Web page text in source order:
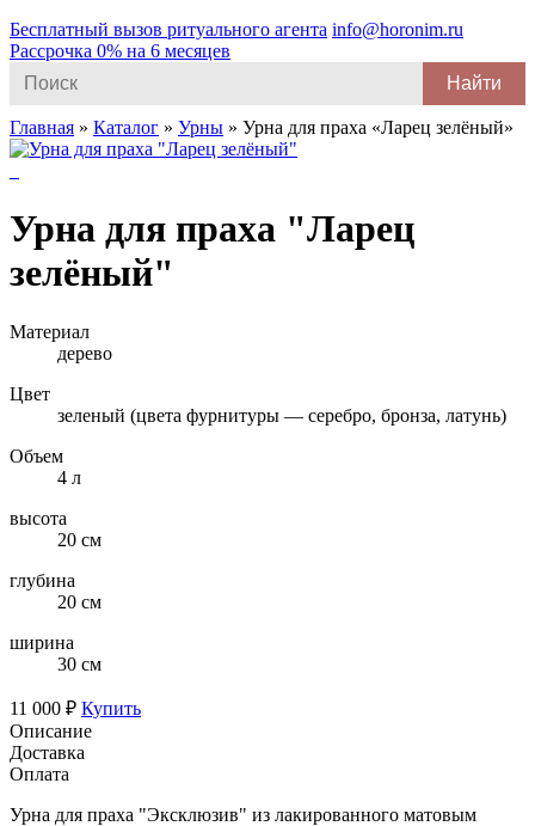
Бесплатный вызов ритуального агента info@horonim.ru
Рассрочка 0% на 6 месяцев
for:
Главная » Каталог » Урны » Урна для праха «Ларец зелёный»
Урна для праха "Ларец
зелёный"
Материал
дерево
Цвет
зеленый (цвета фурнитуры — серебро, бронза, латунь)
Объем
4 л
высота
20 см
глубина
20 см
ширина
30 см
11 000 ₽ Купить
Описание
Доставка
Оплата
Урна для праха "Эксклюзив" из лакированного матовым